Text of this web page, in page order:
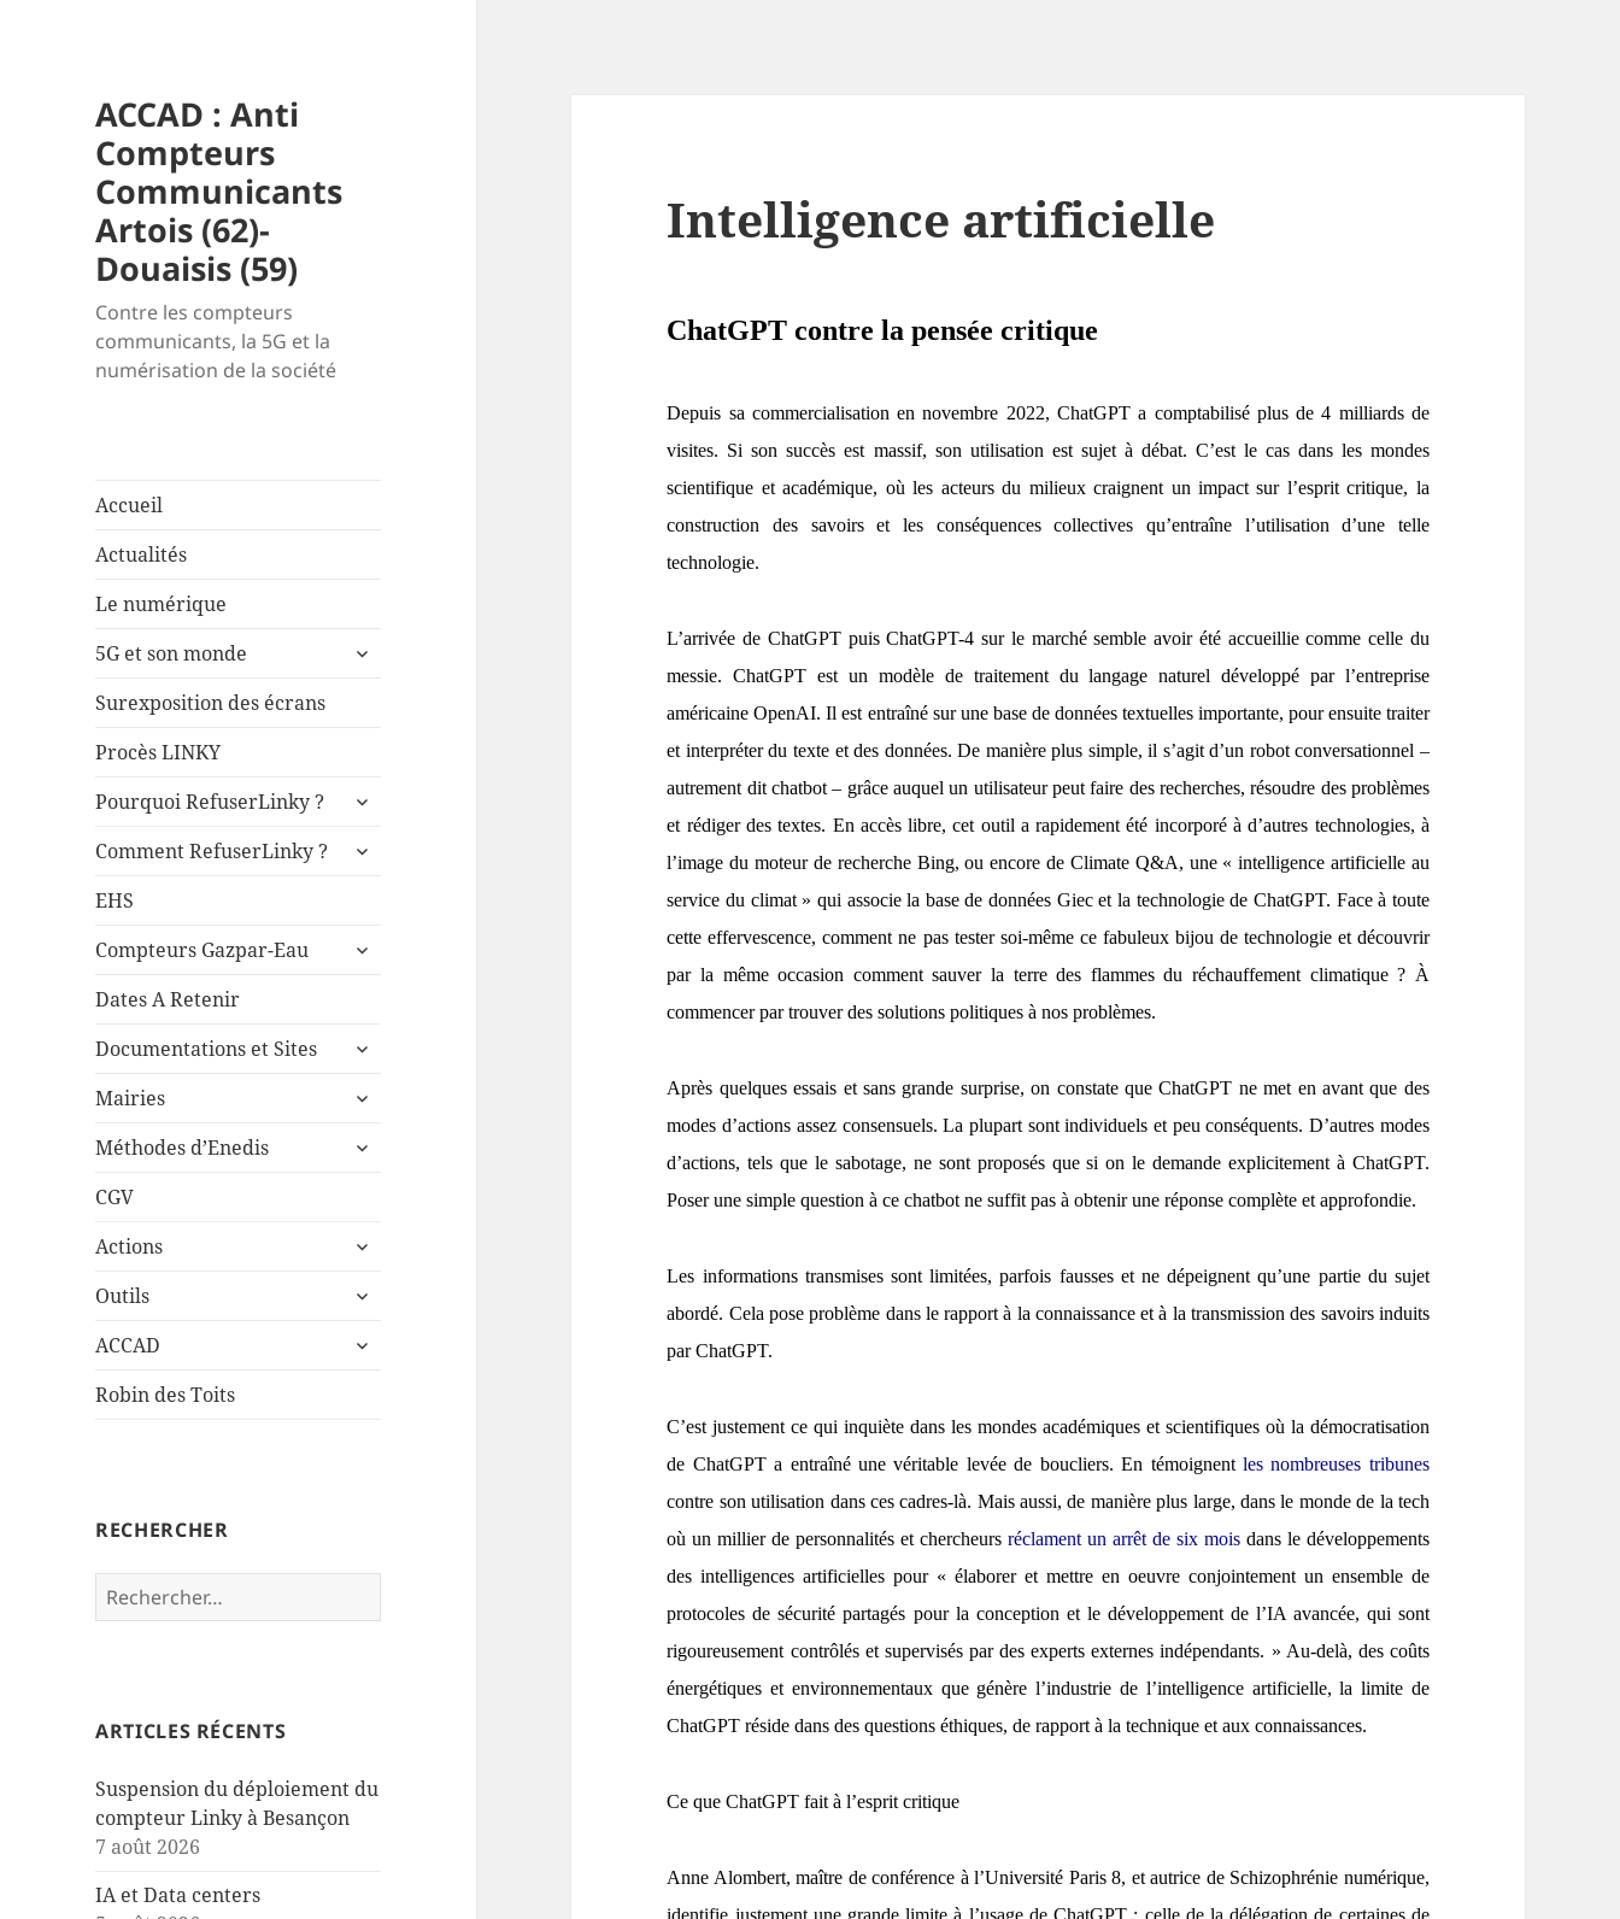
ACCAD : Anti
Compteurs
Communicants
Artois (62)-
Douaisis (59)
Contre les compteurs
communicants, la 5G et la
numérisation de la société
Accueil
Actualités
Le numérique
5G et son monde
ouvrir
Surexposition des écrans
Procès LINKY
Pourquoi RefuserLinky ?
ouvrir
sous-
Comment RefuserLinky ?
ouvrir
EHS
Compteurs Gazpar-Eau
ouvrir
Dates A Retenir
Documentations et Sites
ouvrir
sous-
Mairies
ouvrir
sous-
Méthodes d’Enedis
ouvrir
CGV
Actions
ouvrir
sous-
Outils
ouvrir
sous-
ACCAD
ouvrir
Robin des Toits
RECHERCHER
Rechercher :
ARTICLES RÉCENTS
Suspension du déploiement du
compteur Linky à Besançon
7 août 2026
IA et Data centers
Intelligence artificielle
ChatGPT contre la pensée critique
Depuis sa commercialisation en novembre 2022, ChatGPT a comptabilisé plus de 4 milliards de
visites. Si son succès est massif, son utilisation est sujet à débat. C’est le cas dans les mondes
scientifique et académique, où les acteurs du milieux craignent un impact sur l’esprit critique, la
construction des savoirs et les conséquences collectives qu’entraîne l’utilisation d’une telle
technologie.
L’arrivée de ChatGPT puis ChatGPT-4 sur le marché semble avoir été accueillie comme celle du
messie. ChatGPT est un modèle de traitement du langage naturel développé par l’entreprise
américaine OpenAI. Il est entraîné sur une base de données textuelles importante, pour ensuite traiter
et interpréter du texte et des données. De manière plus simple, il s’agit d’un robot conversationnel –
autrement dit chatbot – grâce auquel un utilisateur peut faire des recherches, résoudre des problèmes
et rédiger des textes. En accès libre, cet outil a rapidement été incorporé à d’autres technologies, à
l’image du moteur de recherche Bing, ou encore de Climate Q&A, une « intelligence artificielle au
service du climat » qui associe la base de données Giec et la technologie de ChatGPT. Face à toute
cette effervescence, comment ne pas tester soi-même ce fabuleux bijou de technologie et découvrir
par la même occasion comment sauver la terre des flammes du réchauffement climatique ? À
commencer par trouver des solutions politiques à nos problèmes.
Après quelques essais et sans grande surprise, on constate que ChatGPT ne met en avant que des
modes d’actions assez consensuels. La plupart sont individuels et peu conséquents. D’autres modes
d’actions, tels que le sabotage, ne sont proposés que si on le demande explicitement à ChatGPT.
Poser une simple question à ce chatbot ne suffit pas à obtenir une réponse complète et approfondie.
Les informations transmises sont limitées, parfois fausses et ne dépeignent qu’une partie du sujet
abordé. Cela pose problème dans le rapport à la connaissance et à la transmission des savoirs induits
par ChatGPT.
C’est justement ce qui inquiète dans les mondes académiques et scientifiques où la démocratisation
de ChatGPT a entraîné une véritable levée de boucliers. En témoignentles nombreuses tribunes
contre son utilisation dans ces cadres-là. Mais aussi, de manière plus large, dans le monde de la tech
où un millier de personnalités et chercheursréclament un arrêt de six mois dans le développements
des intelligences artificielles pour « élaborer et mettre en oeuvre conjointement un ensemble de
protocoles de sécurité partagés pour la conception et le développement de l’IA avancée, qui sont
rigoureusement contrôlés et supervisés par des experts externes indépendants. » Au-delà, des coûts
énergétiques et environnementaux que génère l’industrie de l’intelligence artificielle, la limite de
ChatGPT réside dans des questions éthiques, de rapport à la technique et aux connaissances.
Ce que ChatGPT fait à l’esprit critique
Anne Alombert, maître de conférence à l’Université Paris 8, et autrice de Schizophrénie numérique,
identifie justement une grande limite à l’usage de ChatGPT : celle de la délégation de certaines de